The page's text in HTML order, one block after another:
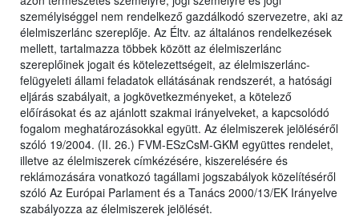
személyiséggel nem rendelkező gazdálkodó szervezetre, aki az
élelmiszerlánc szereplője. Az Éltv. az általános rendelkezések
mellett, tartalmazza többek között az élelmiszerlánc
szereplőinek jogait és kötelezettségeit, az élelmiszerlánc-
felügyeleti állami feladatok ellátásának rendszerét, a hatósági
eljárás szabályait, a jogkövetkezményeket, a kötelező
előírásokat és az ajánlott szakmai irányelveket, a kapcsolódó
fogalom meghatározásokkal együtt. Az élelmiszerek jelöléséről
szóló 19/2004. (II. 26.) FVM-ESzCsM-GKM együttes rendelet,
illetve az élelmiszerek címkézésére, kiszerelésére és
reklámozására vonatkozó tagállami jogszabályok közelítéséről
szóló Az Európai Parlament és a Tanács 2000/13/EK Irányelve
szabályozza az élelmiszerek jelölését.